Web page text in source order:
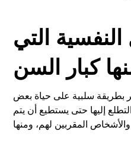
التي
كبار السن
بطريقة سلبية على حياة بعض
إليها حتى يستطيع أن يتم